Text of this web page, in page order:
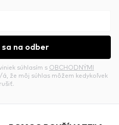
sa na odber
súhlasím s OBCHODNÝMI
že môj súhlas môžem kedykoľvek